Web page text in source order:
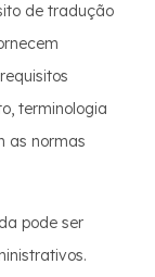
de tradução
terminologia
as normas
pode ser